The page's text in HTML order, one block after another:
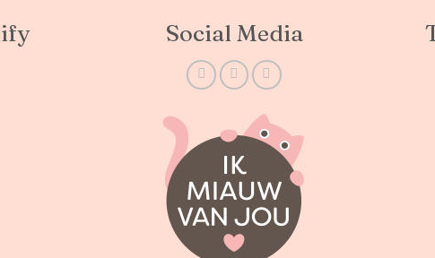
Social Media